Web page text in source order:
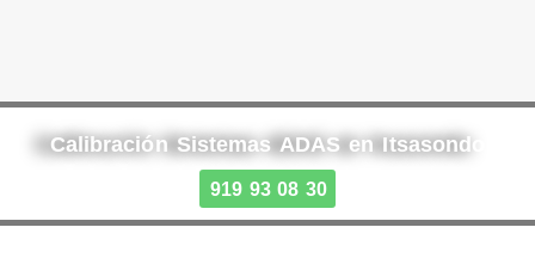
Calibración Sistemas ADAS en Itsasondo
919 93 08 30